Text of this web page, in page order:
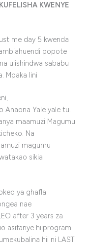
KWENYE
me day 5 kwenda
popote
ulishindwa sababu
Mpaka lini
Yale yale tu.
maamuzi Magumu
Na
magumu
sikia
ya ghafla
nae
after 3 years za
asifanye hiiprogram.
hii ni LAST